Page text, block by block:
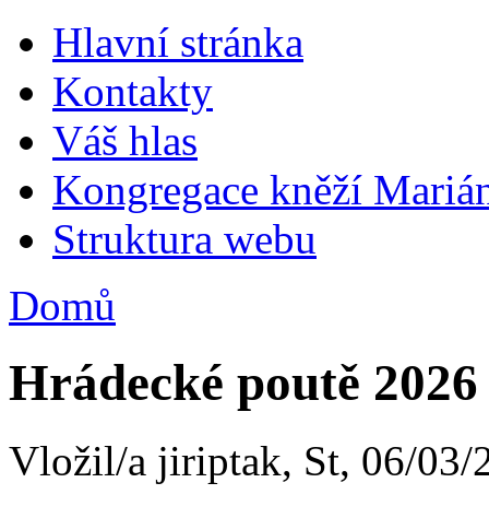
Hlavní stránka
Kontakty
Váš hlas
Kongregace kněží
Struktura webu
Domů
Hrádecké poutě 2026
Vložil/a jiriptak, St, 06/03/